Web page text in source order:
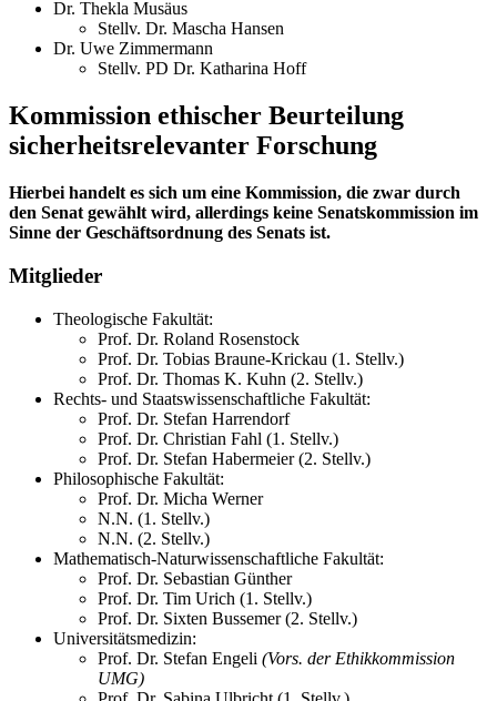
Dr. Thekla Musäus
Stellv. Dr. Mascha Hansen
Dr. Uwe Zimmermann
Stellv. PD Dr. Katharina Hoff
Kommission ethischer Beurteilung
sicherheitsrelevanter Forschung
Hierbei handelt es sich um eine Kommission, die zwar durch
den Senat gewählt wird, allerdings keine Senatskommission im
Sinne der Geschäftsordnung des Senats ist.
Mitglieder
Theologische Fakultät:
Prof. Dr. Roland Rosenstock
Prof. Dr. Tobias Braune-Krickau (1. Stellv.)
Prof. Dr. Thomas K. Kuhn (2. Stellv.)
Rechts- und Staatswissenschaftliche Fakultät:
Prof. Dr. Stefan Harrendorf
Prof. Dr. Christian Fahl (1. Stellv.)
Prof. Dr. Stefan Habermeier (2. Stellv.)
Philosophische Fakultät:
Prof. Dr. Micha Werner
N.N. (1. Stellv.)
N.N. (2. Stellv.)
Mathematisch-Naturwissenschaftliche Fakultät:
Prof. Dr. Sebastian Günther
Prof. Dr. Tim Urich (1. Stellv.)
Prof. Dr. Sixten Bussemer (2. Stellv.)
Universitätsmedizin:
Prof. Dr. Stefan Engeli (Vors. der Ethikkommission
UMG)